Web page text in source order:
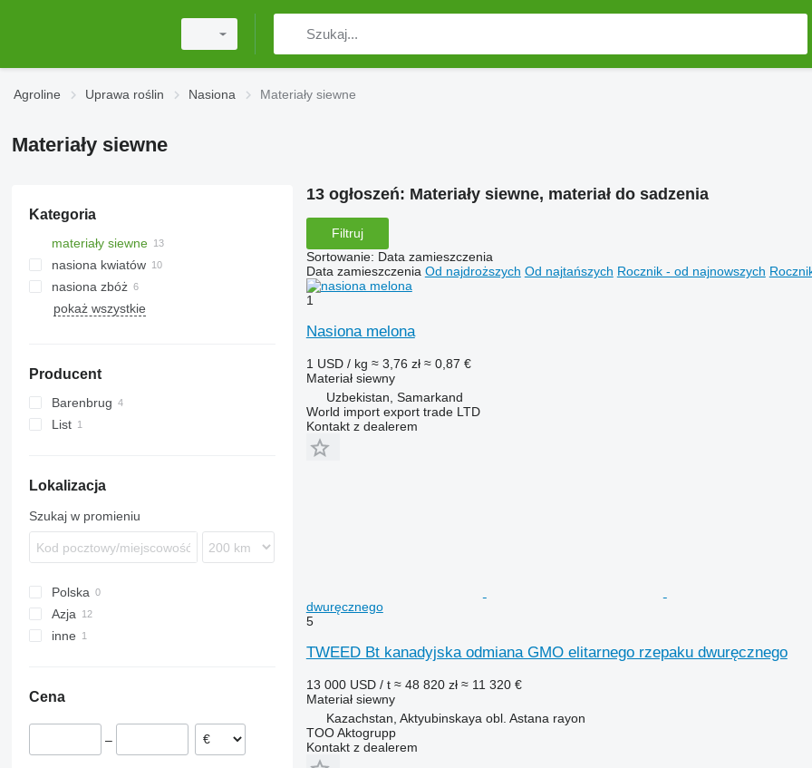
Agroline Uprawa roślin Nasiona Materiały siewne
Materiały siewne
Kategoria
materiały siewne
nasiona kwiatów
nasiona zbóż
ziarna zboża
pokaż wszystkie
Producent
Barenbrug
List
Lokalizacja
Szukaj w promieniu
Polska
Azja
inne
Cena
–
13 ogłoszeń: Materiały siewne, materiał do sadzenia
Filtruj
Sortowanie: Data zamieszczenia
Data zamieszczenia Od najdroższych Od najtańszych Rocznik - od najnowszych
1
Nasiona melona
1 USD / kg ≈ 3,76 zł ≈ 0,87 €
Materiał siewny
Uzbekistan, Samarkand
World import export trade LTD
Kontakt z dealerem
dwuręcznego
5
TWEED Bt kanadyjska odmiana GMO elitarnego rzepaku dwuręcznego
13 000 USD / t ≈ 48 820 zł ≈ 11 320 €
Materiał siewny
Kazachstan, Aktyubinskaya obl. Astana rayon
TOO Aktogrupp
Kontakt z dealerem